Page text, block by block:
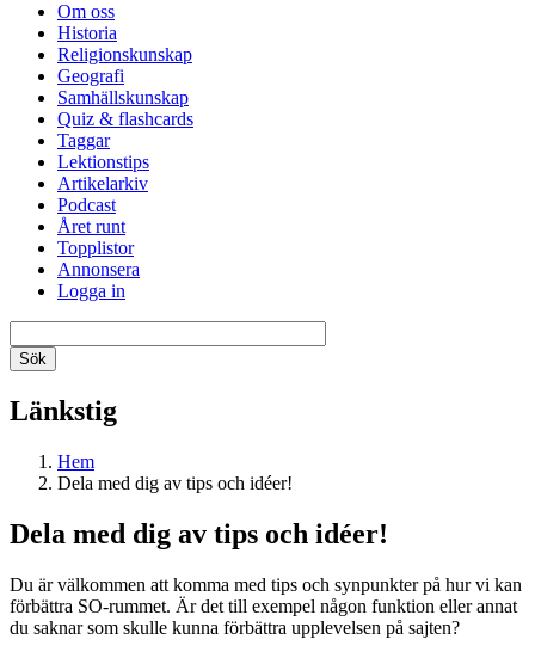
Om oss
Historia
Religionskunskap
Geografi
Samhällskunskap
Quiz & flashcards
Taggar
Lektionstips
Artikelarkiv
Podcast
Året runt
Topplistor
Annonsera
Logga in
Länkstig
Hem
Dela med dig av tips och idéer!
Dela med dig av tips och idéer!
Du är välkommen att komma med tips och synpunkter på hur vi kan
förbättra SO-rummet. Är det till exempel någon funktion eller annat
du saknar som skulle kunna förbättra upplevelsen på sajten?